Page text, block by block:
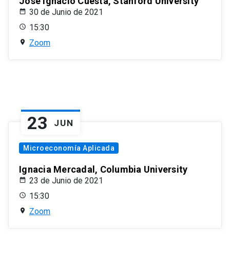
30 de Junio de 2021
15:30
Zoom
23 JUN
Microeconomía Aplicada
Ignacia Mercadal, Columbia University
23 de Junio de 2021
15:30
Zoom